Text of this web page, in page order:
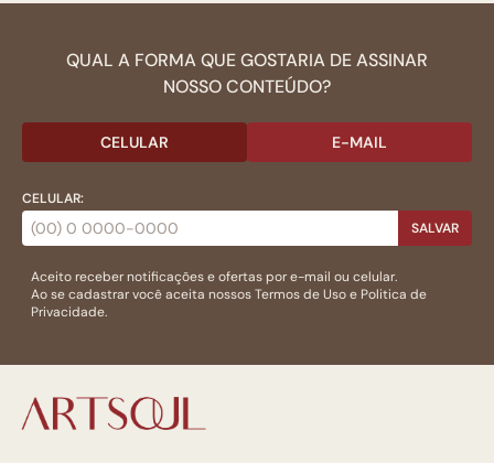
QUAL A FORMA QUE GOSTARIA DE ASSINAR
NOSSO CONTEÚDO?
CELULAR E-MAIL
CELULAR:
SALVAR
Aceito receber notificações e ofertas por e-mail ou celular.
Ao se cadastrar você aceita nossosTermos de Usoe Politica de
Privacidade.